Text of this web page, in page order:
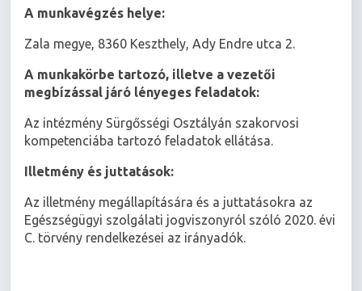
A munkavégzés helye:
Zala megye, 8360 Keszthely, Ady Endre utca 2.
A munkakörbe tartozó, illetve a vezetői
megbízással járó lényeges feladatok:
Az intézmény Sürgősségi Osztályán szakorvosi
kompetenciába tartozó feladatok ellátása.
Illetmény és juttatások:
Az illetmény megállapítására és a juttatásokra az
Egészségügyi szolgálati jogviszonyról szóló 2020. évi
C. törvény rendelkezései az irányadók.